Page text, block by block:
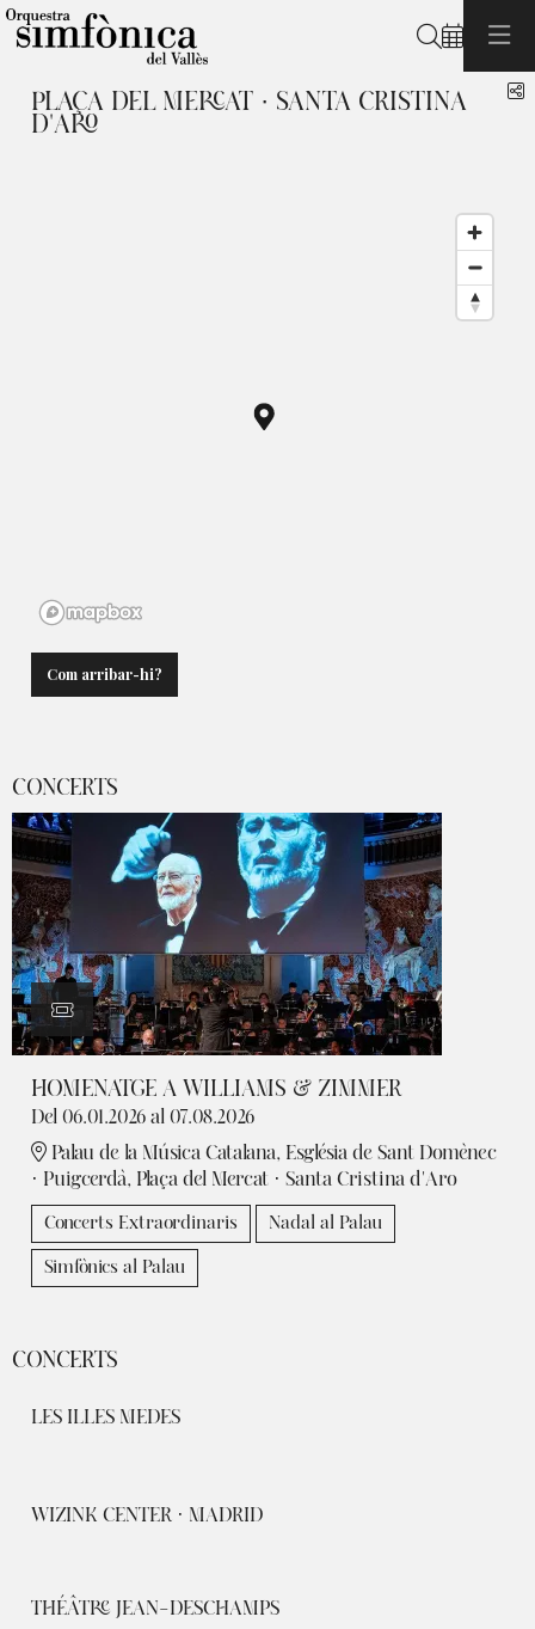
Cerca
PLAÇA DEL MERCAT · SANTA CRISTINA
D'ARO
Com arribar-hi?
CONCERTS
HOMENATGE A WILLIAMS & ZIMMER
Del 06.01.2026 al 07.08.2026
Palau de la Música Catalana, Església de Sant Domènec
· Puigcerdà, Plaça del Mercat · Santa Cristina d'Aro
Concerts Extraordinaris Nadal al Palau
Simfònics al Palau
CONCERTS
LES ILLES MEDES
WIZINK CENTER · MADRID
THÉÂTRE JEAN-DESCHAMPS